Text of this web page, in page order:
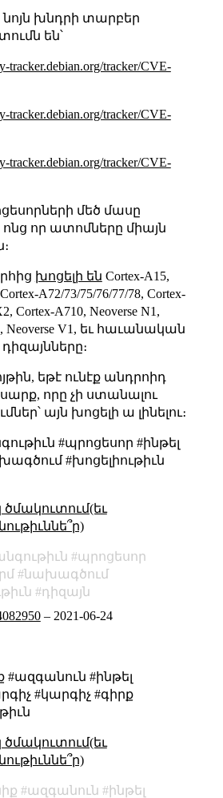
նոյն խնդրի տարբեր
են՝
tracker.debian.org/tracker/CVE-
tracker.debian.org/tracker/CVE-
tracker.debian.org/tracker/CVE-
մեծ մասը
ոնց որ ատոմները միայն
խոցելի են Cortex-A15,
A72/73/75/76/77/78, Cortex-
Cortex-A710, Neoverse N1,
Neoverse V1, եւ հաւանական
դիզայնները։
եթէ ունէք անդրոիդ
որը չի ստանալու
այն խոցելի ա լինելու։
#պրոցեսոր #ինթել
#խոցելիութիւն
պրոցեսոր
նախագծում
դիզայն
– 2021-06-24
#ինթել
#կարգիչ #գիրք
ազգանուն
ինթել